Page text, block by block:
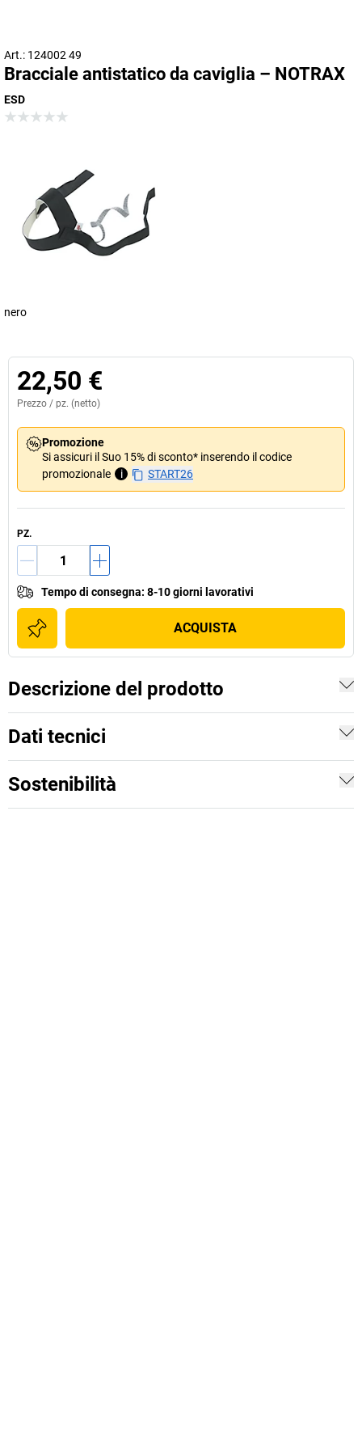
Art.: 124002 49
Bracciale antistatico da caviglia – NOTRAX
ESD
nero
22,50 €
Prezzo / pz. (netto)
Promozione
Si assicuri il Suo 15% di sconto* inserendo il codice
promozionale
i START26
PZ.
Tempo di consegna: 8-10 giorni lavorativi
ACQUISTA
Descrizione del prodotto
Dati tecnici
Sostenibilità